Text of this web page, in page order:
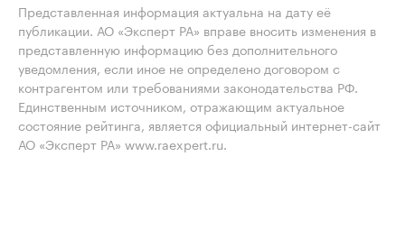
Представленная информация актуальна на дату её
публикации. АО «Эксперт РА» вправе вносить изменения в
представленную информацию без дополнительного
уведомления, если иное не определено договором с
контрагентом или требованиями законодательства РФ.
Единственным источником, отражающим актуальное
состояние рейтинга, является официальный интернет-сайт
АО «Эксперт РА» www.raexpert.ru.